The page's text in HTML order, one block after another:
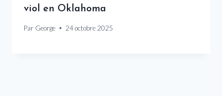
viol en Oklahoma
Par George 24 octobre 2025